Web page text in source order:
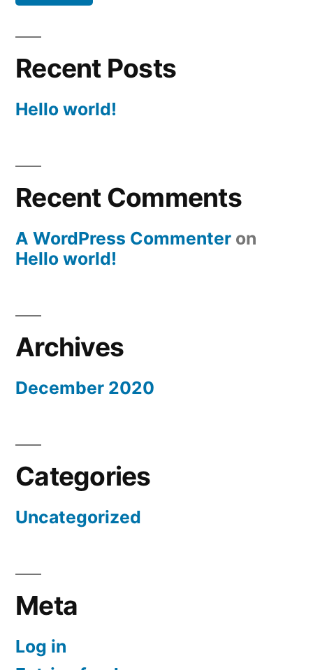
Recent Posts
Hello world!
Recent Comments
A WordPress Commenter on
Hello world!
Archives
December 2020
Categories
Uncategorized
Meta
Log in